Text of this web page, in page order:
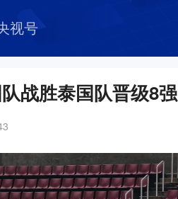
视号
战胜泰国队晋级8强